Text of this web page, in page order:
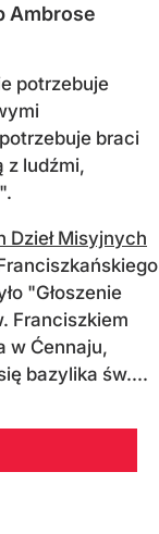
Ambrose
potrzebuje
braci
z ludźmi,
Dzieł Misyjnych
"Głoszenie
Franciszkiem
w Ćennaju,
bazylika św....